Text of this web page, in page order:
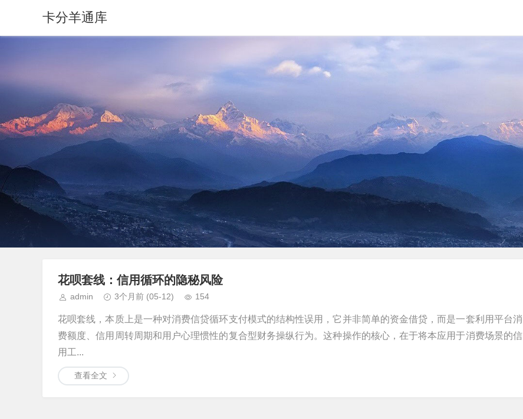
卡分羊通库
花呗套线：信用循环的隐秘风险
admin 3个月前 (05-12) 154
花呗套线，本质上是一种对消费信贷循环支付模式的结构性误用，它并非简单的资金借贷，而是一套利用平台消
费额度、信用周转周期和用户心理惯性的复合型财务操纵行为。这种操作的核心，在于将本应用于消费场景的信
用工...
查看全文